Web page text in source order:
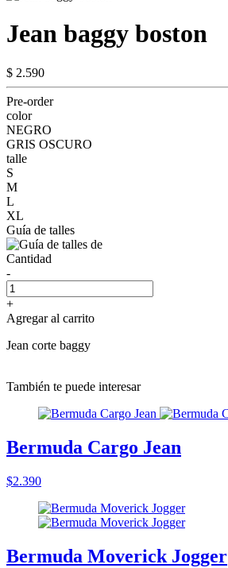
Jean baggy boston
$ 2.590
Pre-order
color
NEGRO
GRIS OSCURO
talle
S
M
L
XL
Guía de talles
Cantidad
-
+
Agregar al carrito
Jean corte baggy
También te puede interesar
Bermuda Cargo Jean
$2.390
Bermuda Moverick Jogger